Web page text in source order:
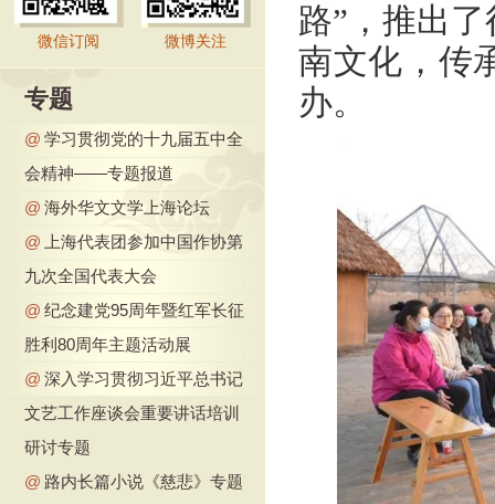
微信订阅 微博关注
专题
@ 学习贯彻党的十九届五中全
会精神——专题报道
@ 海外华文文学上海论坛
@
上海代表团参加中国作协第
九次全国代表大会
@ 纪念建党95周年暨红军长征
胜利80周年主题活动展
@ 深入学习贯彻习近平总书记
文艺工作座谈会重要讲话培训
研讨专题
@ 路内长篇小说《慈悲》专题
路”，推出
南文化，传
办。